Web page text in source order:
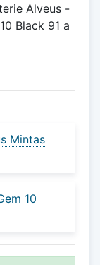
Alveus -
Black 91 a
Mintas
10